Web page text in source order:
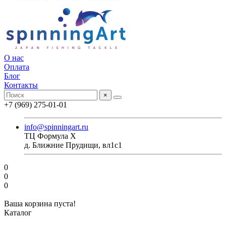
О нас
Оплата
Блог
Контакты
×
+7 (969) 275-01-01
info@spinningart.ru
ТЦ Формула X
д. Ближние Прудищи, вл1с1
0
0
0
Ваша корзина пуста!
Каталог